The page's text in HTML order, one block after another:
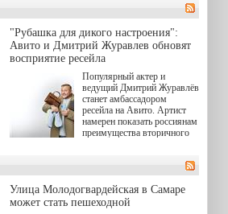
href="https://wink.ru/series/kholod-
year-2026"
target="_blank">"Холод"
</a> (18+) останется только
на экране — весь август по
четвергам продолжат
выходить новые эпизоды
сериала, в котором
беспощадным возмездием в
духе графа Монте-Кристо
занимается наша
современница.
"Рубашка для дикого настроения":
Авито и Дмитрий Журавлев обновят
восприятие ресейла
Популярный актер и
ведущий Дмитрий Журавлёв
станет амбассадором
ресейла на Авито. Артист
намерен показать россиянам
преимущества вторичного
для современного и умного
человека.
Улица Молодогвардейская в Самаре
может стать пешеходной